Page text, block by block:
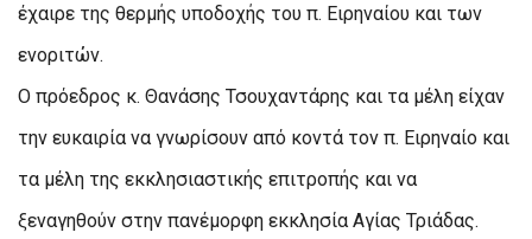
έχαιρε της θερμής υποδοχής του π. Ειρηναίου και των
ενοριτών.
Ο πρόεδρος κ. Θανάσης Τσουχαντάρης και τα μέλη είχαν
την ευκαιρία να γνωρίσουν από κοντά τον π. Ειρηναίο και
τα μέλη της εκκλησιαστικής επιτροπής και να
ξεναγηθούν στην πανέμορφη εκκλησία Αγίας Τριάδας.